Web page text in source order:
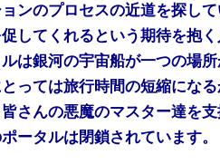
ンのプロセスの近道を探し
してくれるという期待を抱
は銀河の宇宙船が一つの場
っては旅行時間の短縮にな
さんの悪魔のマスター達を
ータルは閉鎖されています。